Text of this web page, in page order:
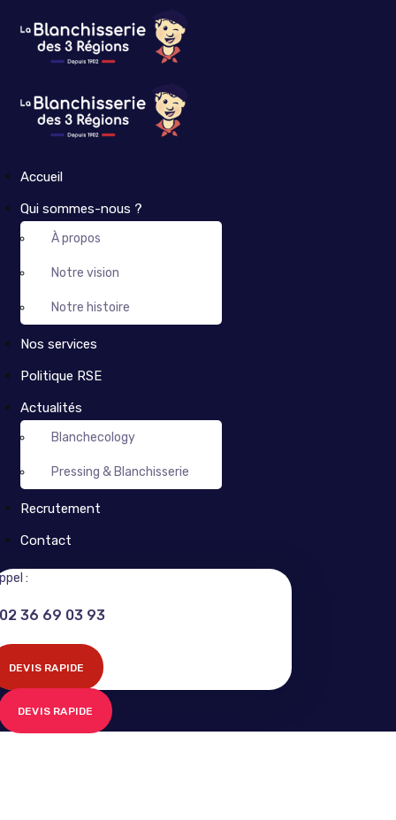
Accueil
Qui sommes-nous ?
À propos
Notre vision
Notre histoire
Nos services
Politique RSE
Actualités
Blanchecology
Pressing & Blanchisserie
Recrutement
Contact
:
02 36 69 03 93
DEVIS RAPIDE
DEVIS RAPIDE